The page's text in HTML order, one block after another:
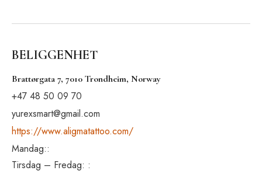
BELIGGENHET
Brattørgata 7, 7010 Trondheim, Norway
+47 48 50 09 70
yurexsmart@gmail.com
https://www.aligmatattoo.com/
Mandag::
Tirsdag – Fredag: :